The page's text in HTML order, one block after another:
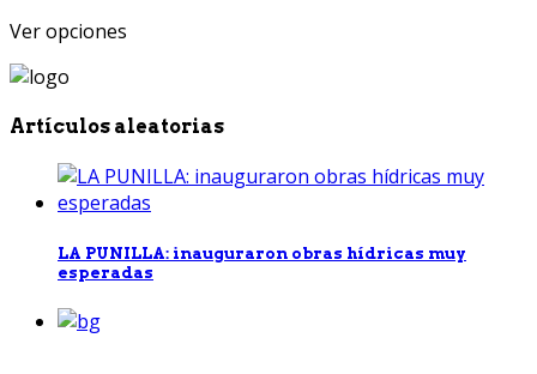
Ver opciones
Artículos aleatorias
LA PUNILLA: inauguraron obras hídricas muy
esperadas